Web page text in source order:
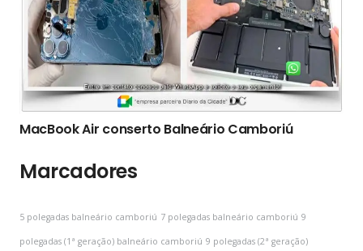
MacBook Air conserto Balneário Camboriú
Marcadores
5 polegadas balneário camboriú 7 polegadas balneário camboriú 9
polegadas (1ª geração) balneário camboriú 9 polegadas (2ª geração)